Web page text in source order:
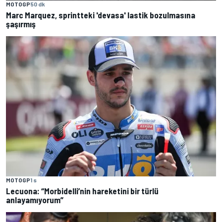
MOTOGP50 dk
Marc Marquez, sprintteki 'devasa' lastik bozulmasına
şaşırmış
MOTOGP1 s
Lecuona: “Morbidelli’nin hareketini bir türlü
anlayamıyorum”